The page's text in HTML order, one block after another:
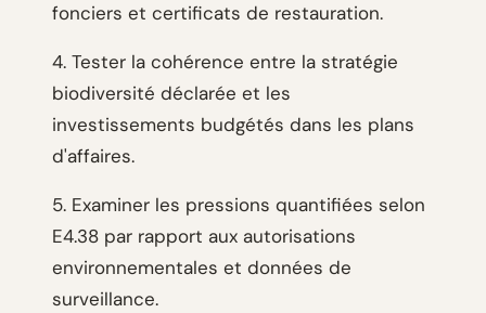
fonciers et certificats de restauration.
4. Tester la cohérence entre la stratégie
biodiversité déclarée et les
investissements budgétés dans les plans
d'affaires.
5. Examiner les pressions quantifiées selon
E4.38 par rapport aux autorisations
environnementales et données de
surveillance.